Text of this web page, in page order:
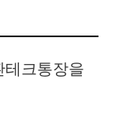
크통장을